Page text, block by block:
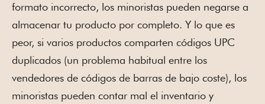
formato incorrecto, los minoristas pueden negarse a
almacenar tu producto por completo. Y lo que es
peor, si varios productos comparten códigos UPC
duplicados (un problema habitual entre los
vendedores de códigos de barras de bajo coste), los
minoristas pueden contar mal el inventario y